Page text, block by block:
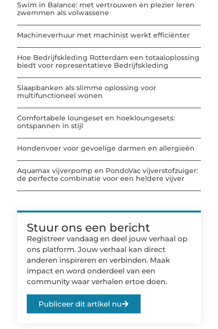
Swim in Balance: met vertrouwen en plezier leren
zwemmen als volwassene
Machineverhuur met machinist werkt efficiënter
Hoe Bedrijfskleding Rotterdam een totaaloplossing
biedt voor representatieve Bedrijfskleding
Slaapbanken als slimme oplossing voor
multifunctioneel wonen
Comfortabele loungeset en hoekloungesets:
ontspannen in stijl
Hondenvoer voor gevoelige darmen en allergieën
Aquamax vijverpomp en PondoVac vijverstofzuiger:
de perfecte combinatie voor een heldere vijver
Stuur ons een bericht
Registreer vandaag en deel jouw verhaal op
ons platform. Jouw verhaal kan direct
anderen inspireren en verbinden. Maak
impact en word onderdeel van een
community waar verhalen ertoe doen.
Publiceer dit artikel nu